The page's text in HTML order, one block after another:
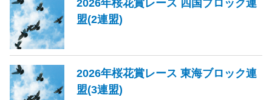
盟(2連盟)
2026年桜花賞レース 東海ブロック連
盟(3連盟)